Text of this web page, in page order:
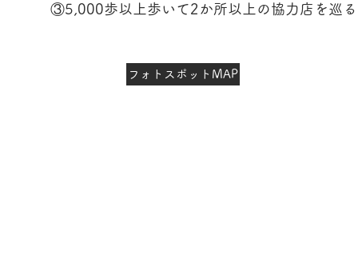
③5,000歩以上歩いて2か所以上の協力店を巡る
フォトスポットMAP